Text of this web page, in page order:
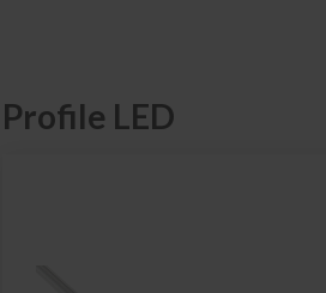
Profile LED